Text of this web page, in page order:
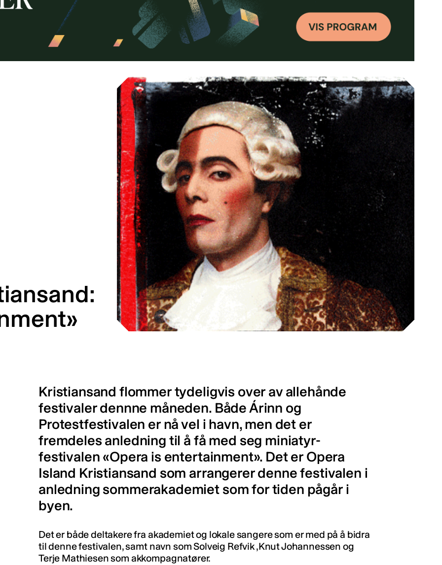
Kristiansand flommer tydeligvis over av allehånde
festivaler dennne måneden. Både Árinn og
Protestfestivalen er nå vel i havn, men det er
fremdeles anledning til å få med seg miniatyr-
festivalen «Opera is entertainment». Det er Opera
Island Kristiansand som arrangerer denne festivalen i
anledning sommerakademiet som for tiden pågår i
byen.
Det er både deltakere fra akademiet og lokale sangere som er med på å bidra
til denne festivalen, samt navn som Solveig Refvik ,Knut Johannessen og
Terje Mathiesen som akkompagnatører.